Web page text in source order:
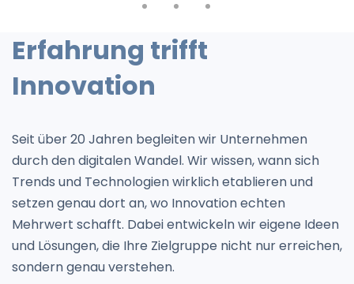
Erfahrung trifft
Innovation
Seit über 20 Jahren begleiten wir Unternehmen
durch den digitalen Wandel. Wir wissen, wann sich
Trends und Technologien wirklich etablieren und
setzen genau dort an, wo Innovation echten
Mehrwert schafft. Dabei entwickeln wir eigene Ideen
und Lösungen, die Ihre Zielgruppe nicht nur erreichen,
sondern genau verstehen.